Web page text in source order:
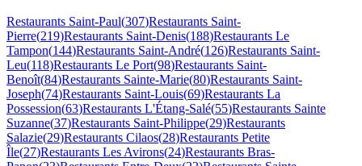
Restaurants Saint-Paul(307)Restaurants Saint-
Pierre(219)Restaurants Saint-Denis(188)Restaurants Le
Tampon(144)Restaurants Saint-André(126)Restaurants Saint-
Leu(118)Restaurants Le Port(98)Restaurants Saint-
Benoît(84)Restaurants Sainte-Marie(80)Restaurants Saint-
Joseph(74)Restaurants Saint-Louis(69)Restaurants La
Possession(63)Restaurants L'Étang-Salé(55)Restaurants Sainte
Suzanne(37)Restaurants Saint-Philippe(29)Restaurants
Salazie(29)Restaurants Cilaos(28)Restaurants Petite
Île(27)Restaurants Les Avirons(24)Restaurants Bras-